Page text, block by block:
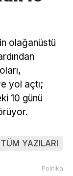
olağanüstü
yol açtı;
10 günü
TÜM YAZILARI
Politika